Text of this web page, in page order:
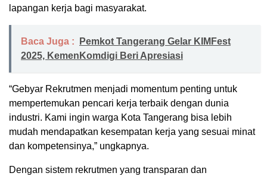
lapangan kerja bagi masyarakat.
Baca Juga :
Pemkot Tangerang Gelar KIMFest
2025, KemenKomdigi Beri Apresiasi
“Gebyar Rekrutmen menjadi momentum penting untuk
mempertemukan pencari kerja terbaik dengan dunia
industri. Kami ingin warga Kota Tangerang bisa lebih
mudah mendapatkan kesempatan kerja yang sesuai minat
dan kompetensinya,” ungkapnya.
Dengan sistem rekrutmen yang transparan dan